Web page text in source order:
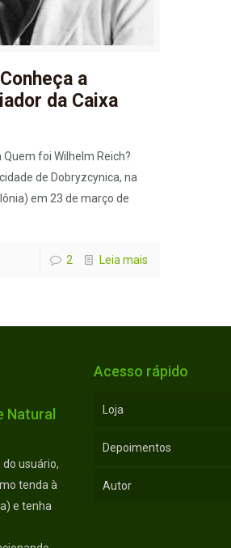
a
da Caixa
foi Wilhelm Reich?
de Dobryzcynica, na
em 23 de março de
2 Leia mais
Natural
usuário,
tenda à
e tenha
Acesso rápido
Loja
Depoimentos
Autor